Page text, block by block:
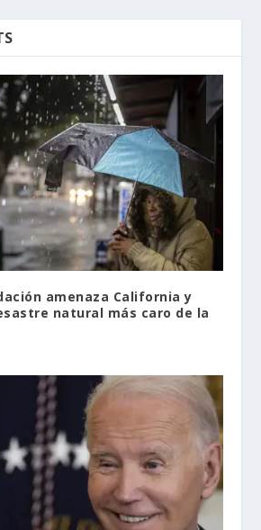
amenaza California y
natural más caro de la